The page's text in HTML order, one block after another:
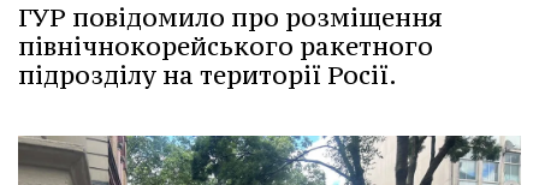
ГУР повідомило про розміщення
північнокорейського ракетного
підрозділу на території Росії.